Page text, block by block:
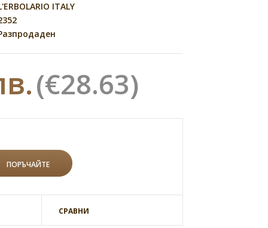
ITALY
(€28.63)
СРАВНИ